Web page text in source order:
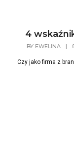
4
BY EWELINA |
Czy jako firma z